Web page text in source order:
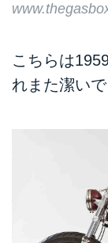
こちらは
れまた潔い